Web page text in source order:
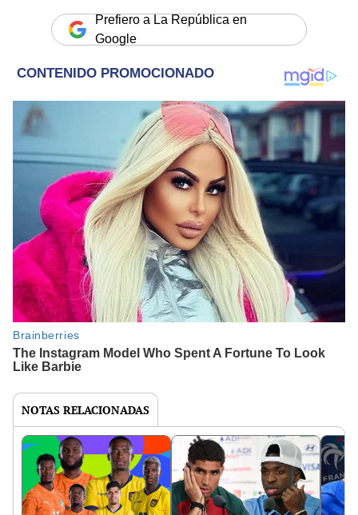
Prefiero a La República en
Google
NOTAS RELACIONADAS